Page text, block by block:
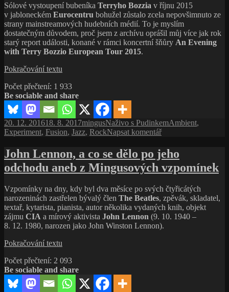
Sólové vystoupení bubeníka Terryho Bozzia v říjnu 2015
v jabloneckém Eurocentru bohužel zůstalo zcela nepovšimnuto ze
strany mainstreamových hudebních médií. To je myslím
dostatečným důvodem, proč jsem z archívu oprášil můj více jak rok
starý report události, konané v rámci koncertní šňůry An Evening
with Terry Bozzio European Tour 2015.
Pokračování textu
Jablonec
nad
Nisou,
Eurocentrum,
23. 10. 2015
Počet přečtení: 1 933
Be sociable and share
Publikováno:
20. 12. 201618. 8. 2017Autor:
mingusRubriky:
Naživo s PudinkemŠtítky:
Ambient,
Experiment, Fusion, Jazz, RockNapsat komentářpro
názvem
Terry
Jablonec
nad
Nisou,
Eurocentrum,
23. 10. 2015
John Lennon, a co se dělo po jeho
odchodu aneb z Mingusových vzpomínek
Vzpomínky na dny, kdy byl dva měsíce po svých čtyřicátých
narozeninách zastřelen bývalý člen The Beatles, zpěvák, skladatel,
textař, kytarista, pianista, autor několika vydaných knih, objekt
zájmu CIA a mírový aktivista John Lennon (9. 10. 1940 –
8. 12. 1980, narozen jako John Winston Lennon).
Pokračování textu
a co
se
dělo
po
Počet přečtení: 2 093
Be sociable and share